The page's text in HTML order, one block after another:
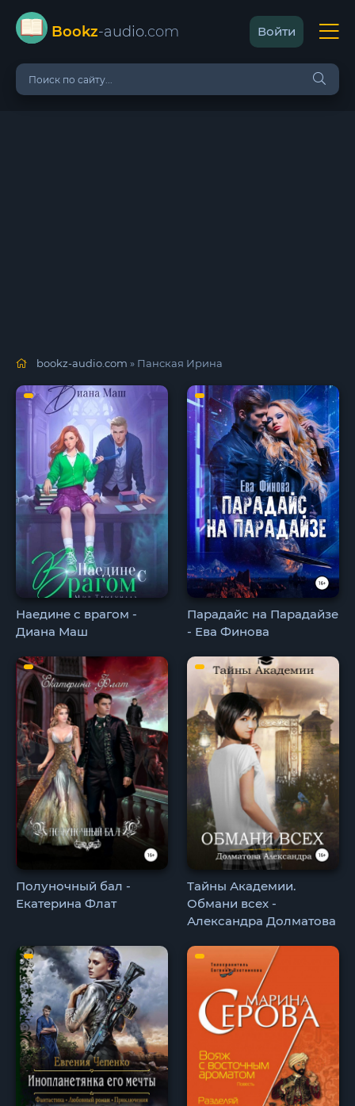
Bookz-audio.com Войти
bookz-audio.com » Панская Ирина
Наедине с врагом -
Диана Маш
Парадайс на Парадайзе
- Ева Финова
Полуночный бал -
Екатерина Флат
Тайны Академии.
Обмани всех -
Александра Долматова